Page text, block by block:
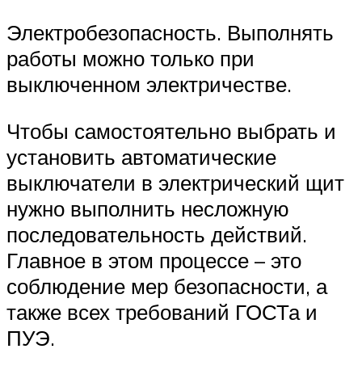
Электробезопасность. Выполнять
работы можно только при
выключенном электричестве.
Чтобы самостоятельно выбрать и
установить автоматические
выключатели в электрический щит
нужно выполнить несложную
последовательность действий.
Главное в этом процессе – это
соблюдение мер безопасности, а
также всех требований ГОСТа и
ПУЭ.